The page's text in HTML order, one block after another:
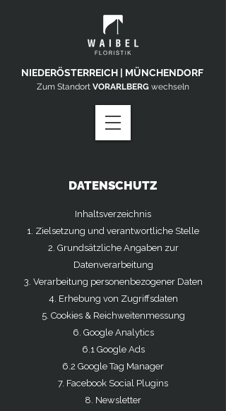
NIEDERÖSTERREICH | MÜNCHENDORF
Zum Standort VORARLBERG wechseln
DATENSCHUTZ
Inhaltsverzeichnis
1. Zielsetzung und verantwortliche Stelle
2. Grundsätzliche Angaben zur
Datenverarbeitung
3. Verarbeitung personenbezogener Daten
4. Erhebung von Zugriffsdaten
5. Cookies & Reichweitenmessung
6. Google Analytics
6.1 Google Ads
6.2 Google Tag Manager
7. Facebook Social Plugins
8. Newsletter